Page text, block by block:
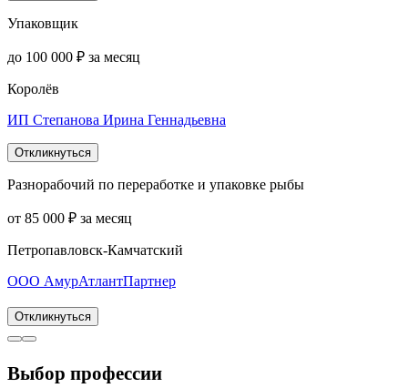
Упаковщик
до 100 000 ₽ за месяц
Королёв
ИП Степанова Ирина Геннадьевна
Откликнуться
Разнорабочий по переработке и упаковке рыбы
от 85 000 ₽ за месяц
Петропавловск-Камчатский
ООО АмурАтлантПартнер
Откликнуться
Выбор профессии